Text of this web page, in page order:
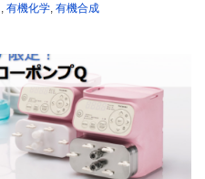
有機化学 有機合成